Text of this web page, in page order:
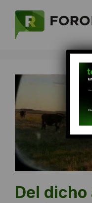
contenido
Del dicho